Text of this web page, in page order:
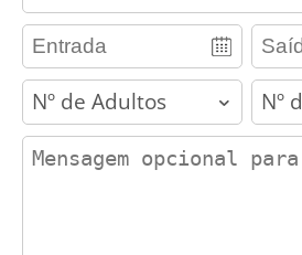
adults children
contact_message